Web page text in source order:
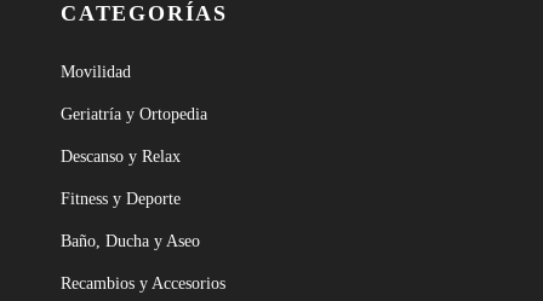
CATEGORÍAS
Movilidad
Geriatría y Ortopedia
Descanso y Relax
Fitness y Deporte
Baño, Ducha y Aseo
Recambios y Accesorios